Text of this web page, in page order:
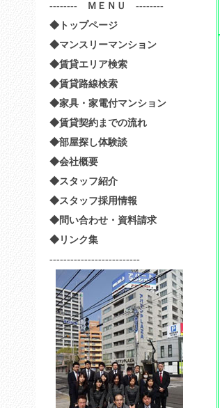
-------- ＭＥＮＵ --------
◆トップページ
◆マンスリーマンション
◆賃貸エリア検索
◆賃貸路線検索
◆家具・家電付マンション
◆賃貸契約までの流れ
◆部屋探し体験談
◆会社概要
◆スタッフ紹介
◆スタッフ採用情報
◆問い合わせ・資料請求
◆リンク集
--------------------------